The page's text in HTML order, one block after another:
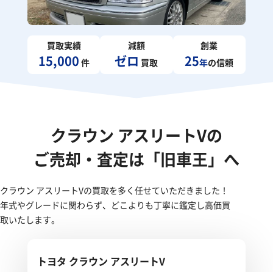
買取実績
15,000 件
減額
ゼロ 買取
創業
25年の信頼
クラウン アスリートVの
ご売却・査定は「旧車王」へ
クラウン アスリートVの買取を多く任せていただきました！
年式やグレードに関わらず、どこよりも丁寧に鑑定し高価買
取いたします。
トヨタ クラウン アスリートV